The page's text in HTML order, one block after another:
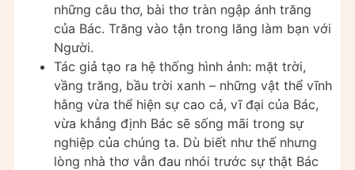
những câu thơ, bài thơ tràn ngập ánh trăng
của Bác. Trăng vào tận trong lăng làm bạn với
Người.
Tác giả tạo ra hệ thống hình ảnh: mặt trời,
vầng trăng, bầu trời xanh – những vật thể vĩnh
hằng vừa thể hiện sự cao cả, vĩ đại của Bác,
vừa khẳng định Bác sẽ sống mãi trong sự
nghiệp của chúng ta. Dù biết như thế nhưng
lòng nhà thơ vẫn đau nhói trước sự thật Bác